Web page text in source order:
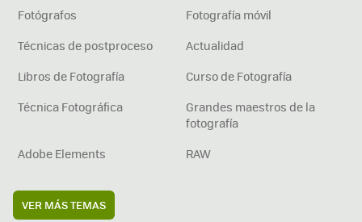
Fotógrafos
Fotografía móvil
Técnicas de postproceso
Actualidad
Libros de Fotografía
Curso de Fotografía
Técnica Fotográfica
Grandes maestros de la
fotografía
Adobe Elements
RAW
VER MÁS TEMAS